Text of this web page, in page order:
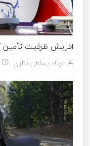
افزایش ظرفیت
میلاد بساطی نظری